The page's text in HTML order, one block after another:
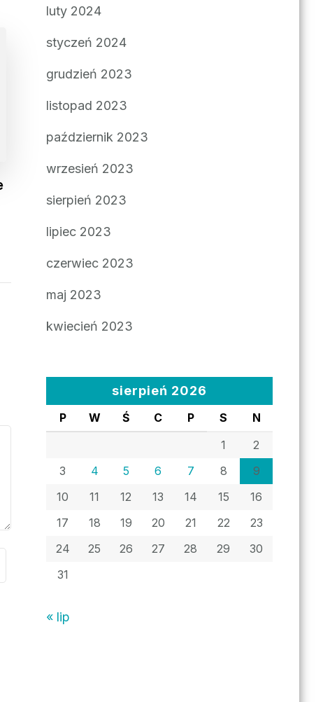
luty 2024
styczeń 2024
grudzień 2023
listopad 2023
październik 2023
wrzesień 2023
sierpień 2023
lipiec 2023
czerwiec 2023
maj 2023
kwiecień 2023
sierpień 2026
P W Ś C P S
N
1
2
3
4 5 6 7 8
9
10
11 12 13 14 15
16
17
18 19 20 21 22
23
24
25 26 27 28 29
30
31
« lip